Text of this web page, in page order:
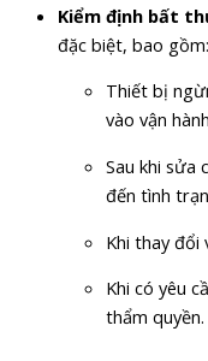
Kiểm định bất
đặc biệt, bao gồm:
Thiết bị
vào vận
Sau khi sửa
đến tình
Khi thay đổi
Khi có yêu
thẩm quyền.